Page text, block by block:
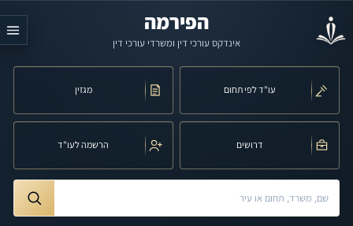
הפירמה
אינדקס עורכי דין ומשרדי עורכי דין
עו"ד לפי תחום מגזין
דרושים הרשמה לעו"ד
חיפוש לפי שם, משרד, תחום משפט או עיר